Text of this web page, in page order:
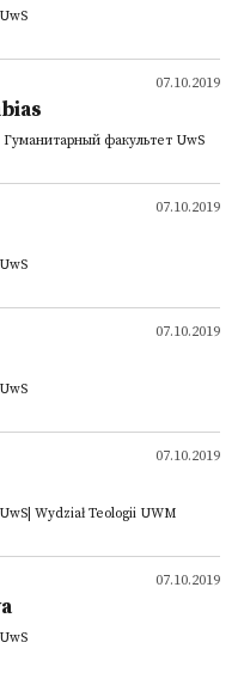
07.10.2019
факультет UwS
07.10.2019
07.10.2019
07.10.2019
Wydział Teologii UWM
07.10.2019